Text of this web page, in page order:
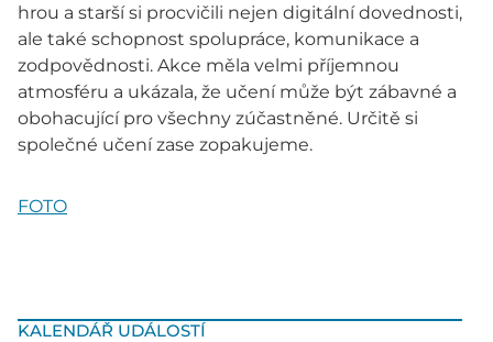
KALENDÁŘ UDÁLOSTÍ
hrou a starší si procvičili nejen digitální dovednosti,
ale také schopnost spolupráce, komunikace a
zodpovědnosti. Akce měla velmi příjemnou
atmosféru a ukázala, že učení může být zábavné a
obohacující pro všechny zúčastněné. Určitě si
společné učení zase zopakujeme.
FOTO